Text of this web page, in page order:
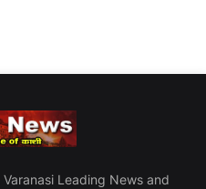
Leading News and